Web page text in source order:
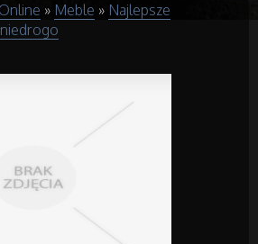
Kredyty, Leasing
Budowlanka
» Meble » Najlepsze